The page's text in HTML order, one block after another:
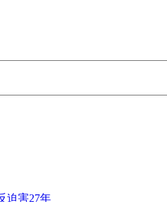
迫害27年